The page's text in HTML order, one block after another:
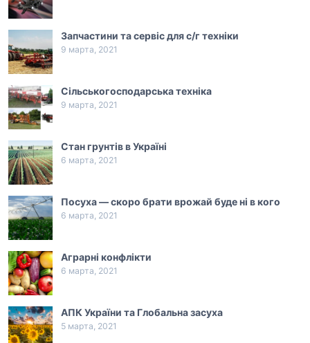
Запчастини та сервіс для с/г техніки
9 марта, 2021
Сільськогосподарська техніка
9 марта, 2021
Стан грунтів в Україні
6 марта, 2021
Посуха — скоро брати врожай буде ні в кого
6 марта, 2021
Аграрні конфлікти
6 марта, 2021
АПК України та Глобальна засуха
5 марта, 2021